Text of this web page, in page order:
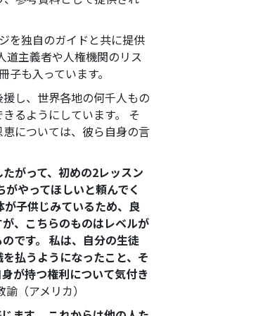
を独自のガイドと共に提供
道主義者や人権機関のリス
も入っています。
し、世界各地の何千人もの
るようにしています。 そ
については、彼ら自身の言
がって、初めの2レッスン
やってほしいと頼んでく
子供じみているため、良
、こちらのものはレベルが
です。 私は、自分の生徒
払うようになったこと、そ
が持つ権利について気付き
（アメリカ）